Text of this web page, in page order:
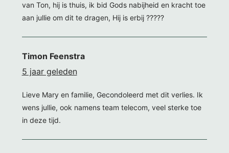
van Ton, hij is thuis, ik bid Gods nabijheid en kracht toe
aan jullie om dit te dragen, Hij is erbij ?????
Timon Feenstra
5 jaar geleden
Lieve Mary en familie, Gecondoleerd met dit verlies. Ik
wens jullie, ook namens team telecom, veel sterke toe
in deze tijd.